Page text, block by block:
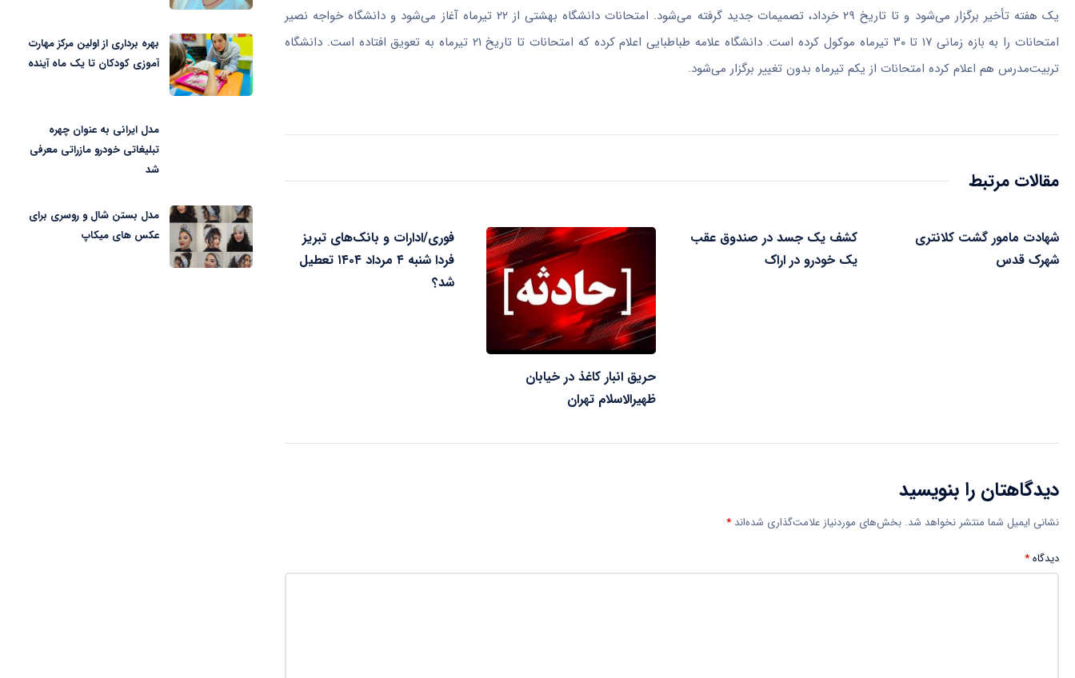
یک هفته تأخیر برگزار می‌شود و تا تاریخ ۲۹ خرداد، تصمیمات جدید گرفته می‌شود. امتحانات دانشگاه بهشتی از ۲۲ تیرماه آغاز می‌شود و دانشگاه خواجه نصیر
امتحانات را به بازه زمانی ۱۷ تا ۳۰ تیر‌ماه موکول کرده است. دانشگاه علامه طباطبایی اعلام کرده که امتحانات تا تاریخ ۲۱ تیرماه به تعویق افتاده است. دانشگاه
تربیت‌مدرس هم اعلام کرده امتحانات از یکم تیرماه بدون تغییر برگزار می‌شود.
مقالات مرتبط
شهادت مامور گشت کلانتری
شهرک قدس
کشف یک جسد در صندوق عقب
یک خودرو در اراک
حریق انبار کاغذ در خیابان
ظهیرالاسلام تهران
فوری/ادارات و بانک‌های تبریز
فردا شنبه ۴ مرداد ۱۴۰۴ تعطیل
شد؟
دیدگاهتان را بنویسید
نشانی ایمیل شما منتشر نخواهد شد. بخش‌های موردنیاز علامت‌گذاری شده‌اند *
دیدگاه*
بهره برداری از اولین مرکز مهارت
آموزی کودکان تا یک ماه آینده
مدل ایرانی به عنوان چهره
تبلیغاتی خودرو مازراتی معرفی
شد
مدل بستن شال و روسری برای
عکس های میکاپ